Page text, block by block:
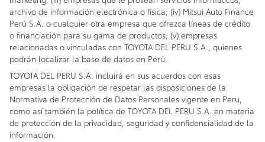
archivo de información electrónica o física; (iv) Mitsui Auto Finance
Perú S.A. o cualquier otra empresa que ofrezca líneas de crédito
o financiación para su gama de productos; (v) empresas
relacionadas o vinculadas con TOYOTA DEL PERU S.A., quienes
podrán localizar la base de datos en Perú.
TOYOTA DEL PERU S.A. incluirá en sus acuerdos con esas
empresas la obligación de respetar las disposiciones de la
Normativa de Protección de Datos Personales vigente en Peru,
como así también la política de TOYOTA DEL PERU S.A. en materia
de protección de la privacidad, seguridad y confidencialidad de la
información.